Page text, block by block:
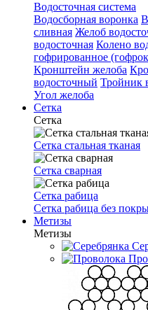
Водосточная система
Водосборная воронка
сливная Желоб
водосточная Колено
гофрированное
Кронштейн желоба
водосточный Тройник
Угол желоба
Сетка
Сетка
Сетка стальная тканая
Сетка сварная
Сетка рабица
Сетка рабица без
Метизы
Метизы